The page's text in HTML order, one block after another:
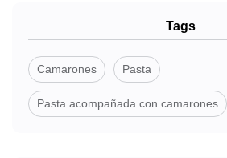
Tags
Camarones Pasta
Pasta acompañada con camarones